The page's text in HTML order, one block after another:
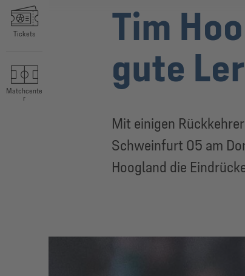
Tickets
Matchcente
r
Tim
gute
Mit einigen
Schweinfurt 05 am
Hoogland die